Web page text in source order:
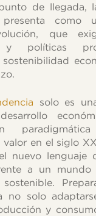
de llegada,
presenta como
que
y políticas
solo es
valor en el siglo
nuevo lenguaje
a un mundo
no solo
y